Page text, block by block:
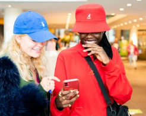
cookies
met derde
Stelt
advertentiedoeleinden.